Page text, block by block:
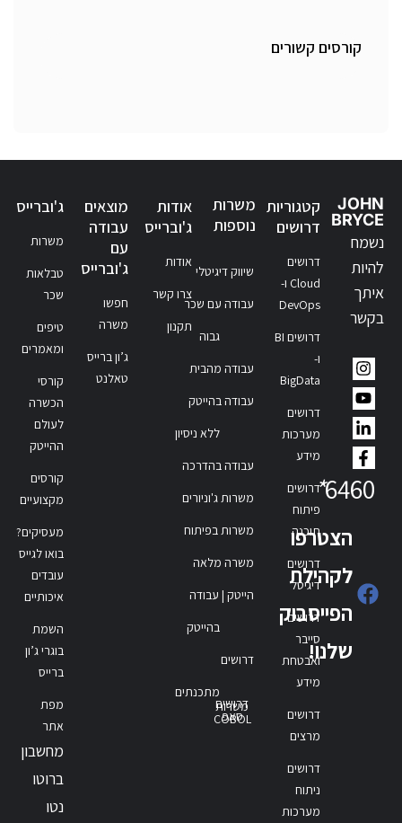
קורסים קשורים
JOHN
BRYCE
נשמח
להיות
איתך
בקשר
6460
*
הצטרפו
לקהילת
הפייסבוק
שלנו!
קטגוריות
דרושים
דרושים
Cloud ו-
DevOps
דרושים BI
ו-
BigData
דרושים
מערכות
מידע
דרושים
פיתוח
תוכנה
דרושים
דיגיטל
דרושים
סייבר
ואבטחת
מידע
דרושים
מרצים
דרושים
ניתוח
מערכות
משרות
נוספות
שיווק דיגיטלי
עבודה עם שכר
גבוה
עבודה מהבית
עבודה בהייטק
ללא ניסיון
עבודה בהדרכה
משרות ג'וניורים
משרות בפיתוח
משרה מלאה
הייטק | עבודה
בהייטק
דרושים
מתכנתים
דרושים
סאפ
משרות
COBOL
אודות
ג'וברייס
אודות
צרו קשר
תקנון
מוצאים
עבודה
עם
ג'וברייס
חפשו
משרה
ג’ון ברייס
טאלנט
ג'וברייס
משרות
טבלאות
שכר
טיפים
ומאמרים
קורסי
הכשרה
לעולם
ההייטק
קורסים
מקצועיים
מעסיקים?
בואו לגייס
עובדים
איכותיים
השמת
בוגרי ג’ון
ברייס
מפת
אתר
מחשבון
ברוטו
נטו